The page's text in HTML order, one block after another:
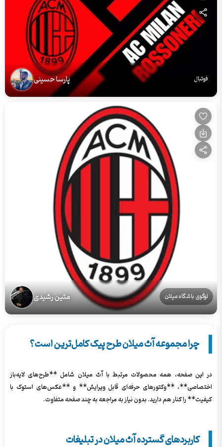
فوتبال پارسا حسینی
لوگوی باشگاه میلان متین رشیدی
چرا مجموعه آث میلان طرح پیک کامل‌ترین است؟
در این صفحه، همه محصولات مرتبط با آث میلان شامل **طرح‌های لایه‌باز
اختصاصی**، **وکتورهای حرفه‌ای قابل ویرایش** و **عکس‌های استوک با
کیفیت** را کنار هم دارید. بدون نیاز به مراجعه به چند صفحه متفاوت.
کاربردهای گسترده آث میلان در تبلیغات